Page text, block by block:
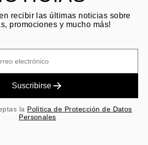
recibir las últimas noticias sobre
promociones y mucho más!
Suscribirse
la Política de Protección de Datos
Personales